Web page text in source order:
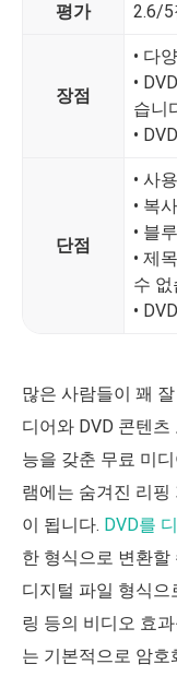
평가 2.6/5
장점
• 다
•
습니
•
단점
• 사
• 복
• 블
• 제
수 없
•
많은 사람들이 꽤
디어와 DVD 콘텐
능을 갖춘 무료 미
램에는 숨겨진 리핑
이 됩니다. DVD를
한 형식으로 변환할
디지털 파일 형식으
링 등의 비디오 효
는 기본적으로 암호